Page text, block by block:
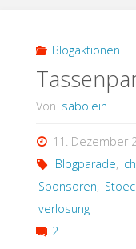
Blogaktionen
Von sabolein
11. Dezember
Blogparade,
Sponsoren,
verlosung
2